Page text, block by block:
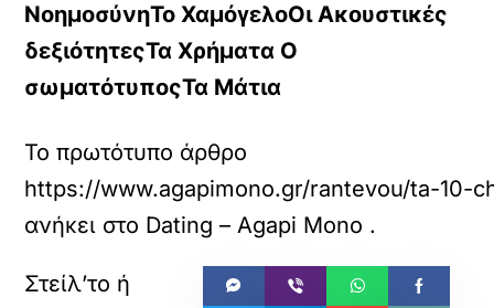
ΝοημοσύνηΤο ΧαμόγελοΟι Ακουστικές
δεξιότητεςΤα Χρήματα Ο
σωματότυποςΤα Μάτια
Το πρωτότυπο άρθρο
https://www.agapimono.gr/rantevou/ta-
ανήκει στο Dating – Agapi Mono .